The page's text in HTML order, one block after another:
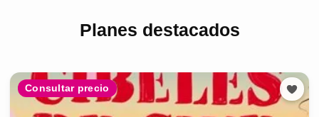
Planes destacados
Consultar precio